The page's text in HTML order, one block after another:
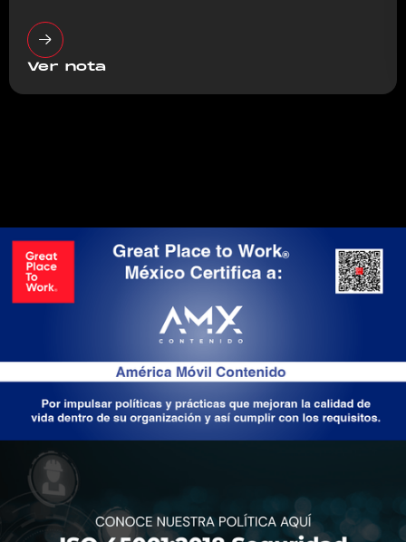
Ver nota